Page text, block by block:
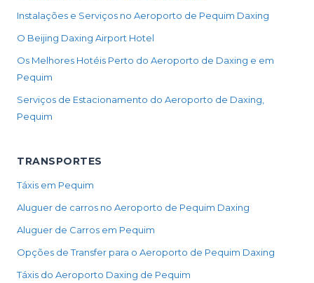
Instalações e Serviços no Aeroporto de Pequim Daxing
O Beijing Daxing Airport Hotel
Os Melhores Hotéis Perto do Aeroporto de Daxing e em
Pequim
Serviços de Estacionamento do Aeroporto de Daxing,
Pequim
TRANSPORTES
Táxis em Pequim
Aluguer de carros no Aeroporto de Pequim Daxing
Aluguer de Carros em Pequim
Opções de Transfer para o Aeroporto de Pequim Daxing
Táxis do Aeroporto Daxing de Pequim